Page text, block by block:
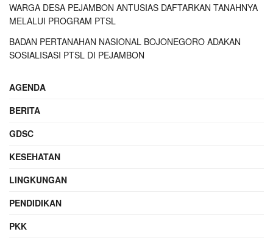
WARGA DESA PEJAMBON ANTUSIAS DAFTARKAN TANAHNYA
MELALUI PROGRAM PTSL
BADAN PERTANAHAN NASIONAL BOJONEGORO ADAKAN
SOSIALISASI PTSL DI PEJAMBON
AGENDA
BERITA
GDSC
KESEHATAN
LINGKUNGAN
PENDIDIKAN
PKK